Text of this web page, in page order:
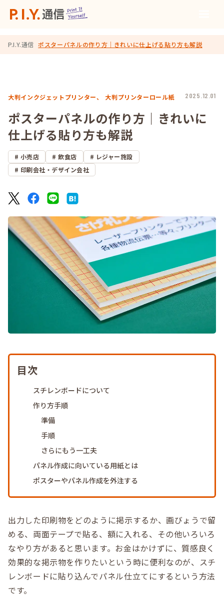
P.I.Y.通信 ポスターパネルの作り方｜きれいに仕上げる貼り方も解説
大判インクジェットプリンター、 大判プリンターロール紙 2025.12.01
ポスターパネルの作り方｜きれいに
仕上げる貼り方も解説
小売店 飲食店
レジャー施設
印刷会社・デザイン会社
目次
スチレンボードについて
作り方手順
準備
手順
さらにもう一工夫
パネル作成に向いている用紙とは
ポスターやパネル作成を外注する
出力した印刷物をどのように掲示するか、画びょうで留
める、両面テープで貼る、額に入れる、その他いろいろ
なやり方があると思います。お金はかけずに、質感良く
効果的な掲示物を作りたいという時に便利なのが、スチ
レンボードに貼り込んでパネル仕立てにするという方法
です。